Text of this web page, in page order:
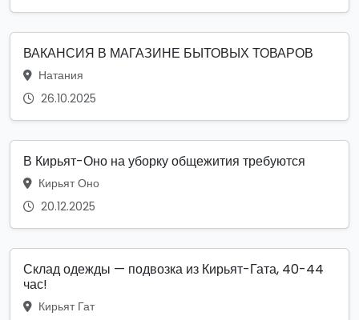
ВАКАНСИЯ В МАГАЗИНЕ БЫТОВЫХ ТОВАРОВ
Натания
26.10.2025
В Кирьят-Оно на уборку общежития требуются
Кирьят Оно
20.12.2025
Склад одежды — подвозка из Кирьят-Гата, 40-44
час!
Кирьят Гат